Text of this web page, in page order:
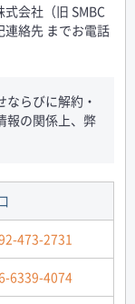
会社（旧 SMBC
連絡先 までお電話
らびに解約・
報の関係上、弊
473-2731
6339-4074